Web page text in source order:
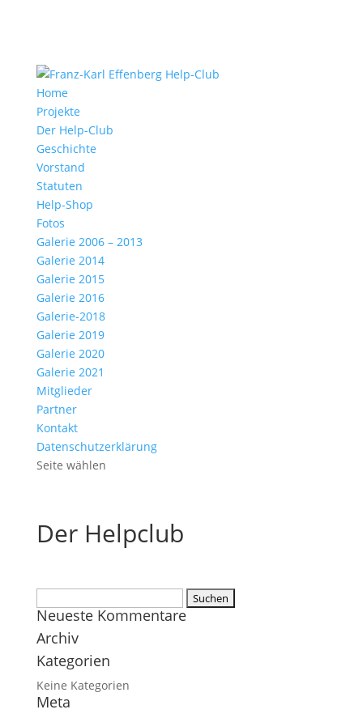
Home
Projekte
Der Help-Club
Geschichte
Vorstand
Statuten
Help-Shop
Fotos
Galerie 2006 – 2013
Galerie 2014
Galerie 2015
Galerie 2016
Galerie-2018
Galerie 2019
Galerie 2020
Galerie 2021
Mitglieder
Partner
Kontakt
Datenschutzerklärung
Seite wählen
Der Helpclub
nach:
Neueste Kommentare
Archiv
Kategorien
Keine Kategorien
Meta